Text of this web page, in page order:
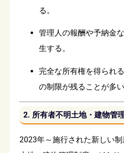
る。
管理人の報酬や予納金
生する。
完全な所有権を得られ
の制限が残ることが多い
2. 所有者不明土地・建物管
2023年～施行された新しい